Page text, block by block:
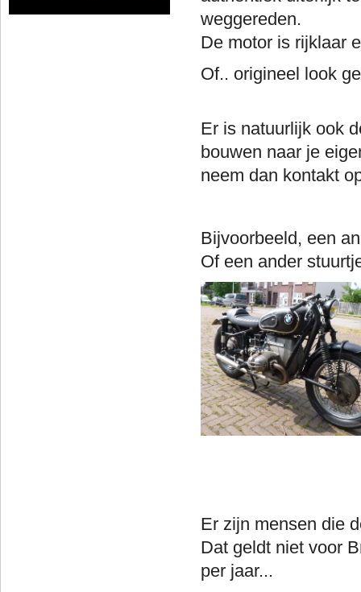
weggereden.
De motor is rijklaar
Of.. origineel look
Er is natuurlijk ook
bouwen naar je
neem dan kontakt
Of een ander
Er zijn mensen die
Dat geldt niet voor
per jaar...